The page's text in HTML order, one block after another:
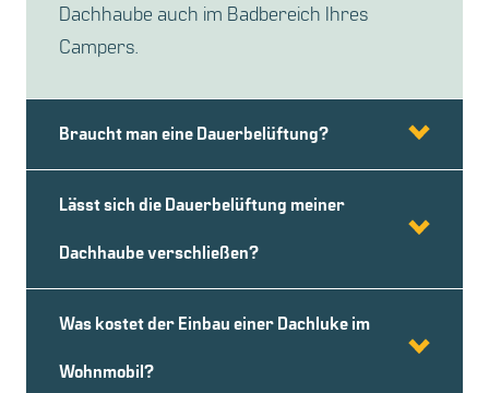
Dachhaube auch im Badbereich Ihres
Campers.
Braucht man eine Dauerbelüftung?
Lässt sich die Dauerbelüftung meiner
Dachhaube verschließen?
Was kostet der Einbau einer Dachluke im
Wohnmobil?